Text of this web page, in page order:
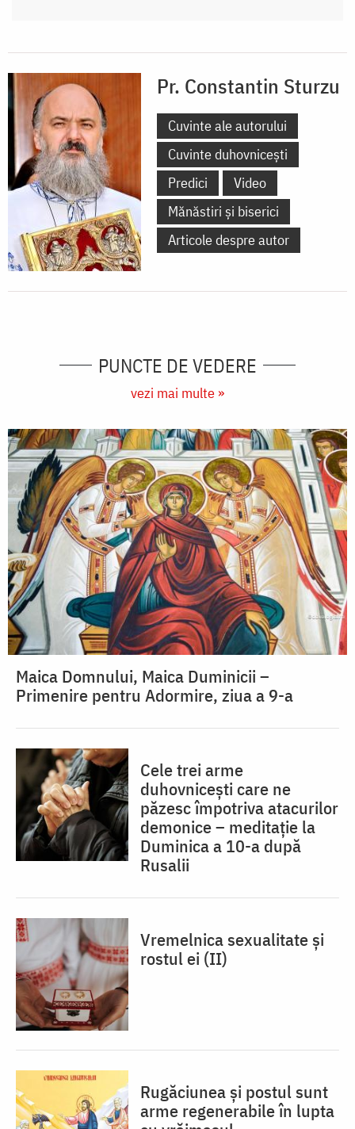
Pr. Constantin Sturzu
Cuvinte ale autorului
Cuvinte duhovnicești
Predici
Video
Mănăstiri și biserici
Articole despre autor
PUNCTE DE VEDERE
vezi mai multe »
Maica Domnului, Maica Duminicii –
Primenire pentru Adormire, ziua a 9-a
Cele trei arme
duhovnicești care ne
păzesc împotriva atacurilor
demonice – meditație la
Duminica a 10-a după
Rusalii
Vremelnica sexualitate și
rostul ei (II)
Rugăciunea și postul sunt
arme regenerabile în lupta